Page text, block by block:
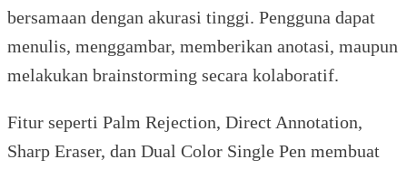
bersamaan dengan akurasi tinggi. Pengguna dapat
menulis, menggambar, memberikan anotasi, maupun
melakukan brainstorming secara kolaboratif.
Fitur seperti Palm Rejection, Direct Annotation,
Sharp Eraser, dan Dual Color Single Pen membuat